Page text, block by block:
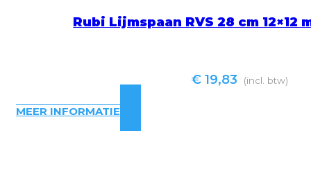
Rubi Lijmspaan RVS 28 cm 12×12
€ 19,83 (incl. btw)
MEER INFORMATIE